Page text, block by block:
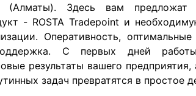
(Алматы). Здесь вам предложат
- ROSTA Tradepoint и
Оперативность,
поддержка. С первых дней
результаты вашего предприятия,
задач превратятся в простое